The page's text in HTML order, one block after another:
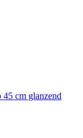
cm glanzend